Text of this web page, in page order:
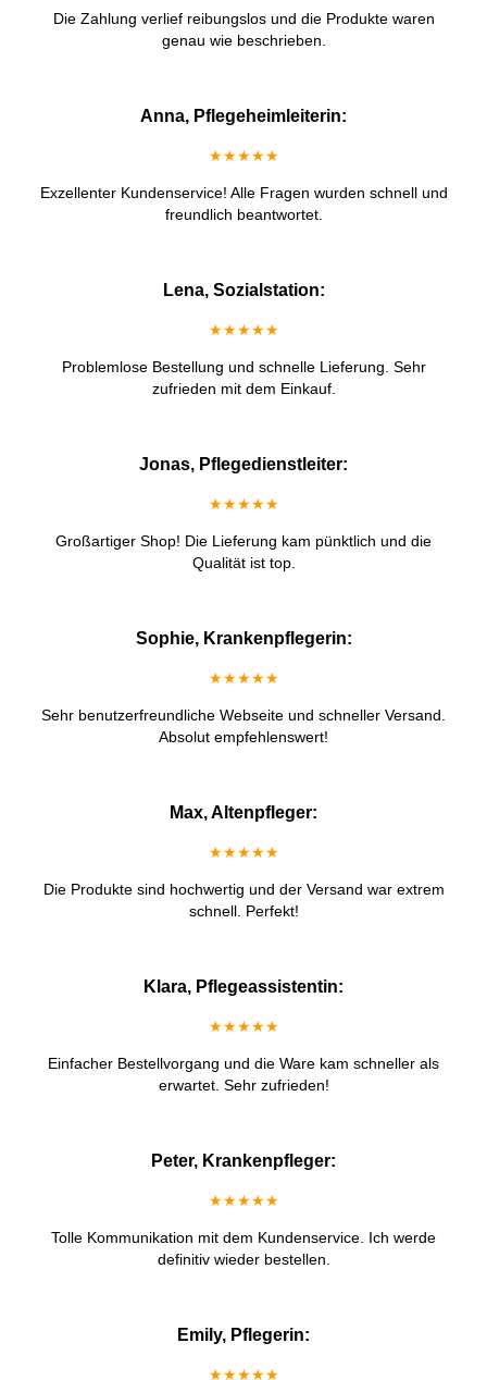
Die Zahlung verlief reibungslos und die Produkte waren
genau wie beschrieben.
Anna, Pflegeheimleiterin:
★★★★★
Exzellenter Kundenservice! Alle Fragen wurden schnell und
freundlich beantwortet.
Lena, Sozialstation:
★★★★★
Problemlose Bestellung und schnelle Lieferung. Sehr
zufrieden mit dem Einkauf.
Jonas, Pflegedienstleiter:
★★★★★
Großartiger Shop! Die Lieferung kam pünktlich und die
Qualität ist top.
Sophie, Krankenpflegerin:
★★★★★
Sehr benutzerfreundliche Webseite und schneller Versand.
Absolut empfehlenswert!
Max, Altenpfleger:
★★★★★
Die Produkte sind hochwertig und der Versand war extrem
schnell. Perfekt!
Klara, Pflegeassistentin:
★★★★★
Einfacher Bestellvorgang und die Ware kam schneller als
erwartet. Sehr zufrieden!
Peter, Krankenpfleger:
★★★★★
Tolle Kommunikation mit dem Kundenservice. Ich werde
definitiv wieder bestellen.
Emily, Pflegerin:
★★★★★